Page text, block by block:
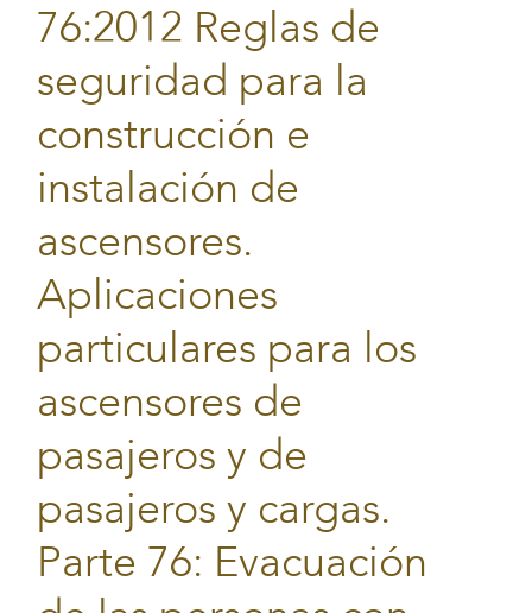
76:2012 Reglas de
seguridad para la
construcción e
instalación de
ascensores.
Aplicaciones
particulares para los
ascensores de
pasajeros y de
pasajeros y cargas.
Parte 76: Evacuación